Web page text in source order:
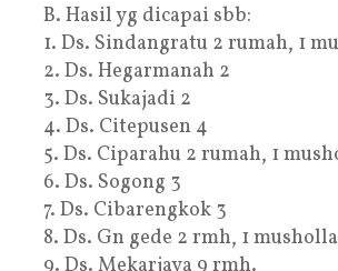
B. Hasil yg dicapai sbb:
1. Ds. Sindangratu 2 rumah, 1
2. Ds. Hegarmanah 2
3. Ds. Sukajadi 2
4. Ds. Citepusen 4
5. Ds. Ciparahu 2 rumah, 1
6. Ds. Sogong 3
7. Ds. Cibarengkok 3
8. Ds. Gn gede 2 rmh, 1